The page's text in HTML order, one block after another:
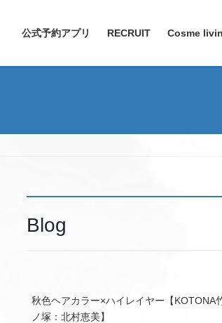
公式予約アプリ RECRUIT Cosme
Blog
秋色ヘアカラー×ハイレイヤー【KOTONA
ノ塚：北村恵美】